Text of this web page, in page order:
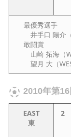
最優秀選手
井手口 陽介
敢闘賞
山崎 拓海（
望月 大（
2010年第
EAST
東
2